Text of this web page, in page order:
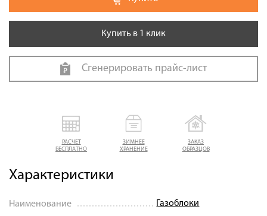
РАСЧЕТ
БЕСПЛАТНО
ЗИМНЕЕ
ХРАНЕНИЕ
ЗАКАЗ
ОБРАЗЦОВ
Характеристики
Наименование Газоблоки
Купить в 1 клик
Сгенерировать прайс-лист